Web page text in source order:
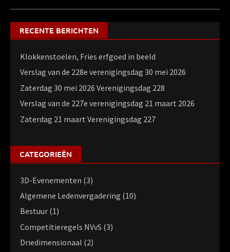
RECENTE BERICHTEN
Klokkenstoelen, Fries erfgoed in beeld
Verslag van de 228e verenigingsdag 30 mei 2026
Zaterdag 30 mei 2026 Verenigingsdag 228
Verslag van de 227e verenigingsdag 21 maart 2026
Zaterdag 21 maart Verenigingsdag 227
CATEGORIEËN
3D-Evenementen (3)
Algemene Ledenvergadering (10)
Bestuur (1)
Competitieregels NVvS (3)
Driedimensionaal (2)